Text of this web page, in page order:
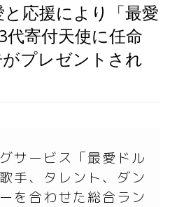
応援により「最愛
代寄付天使に任命
プレゼントされ
サービス「最愛ドル
手、タレント、ダン
を合わせた総合ラン